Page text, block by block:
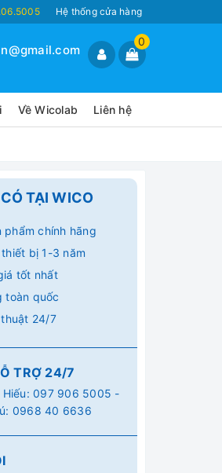
Hệ thống cửa hàng
0
Về Wicolab Liên hệ
TẠI WICO
phẩm chính hãng
thiết bị 1-3 năm
tốt nhất
toàn quốc
24/7
TRỢ 24/7
Hiếu:097 906 5005 -
0968 40 6636